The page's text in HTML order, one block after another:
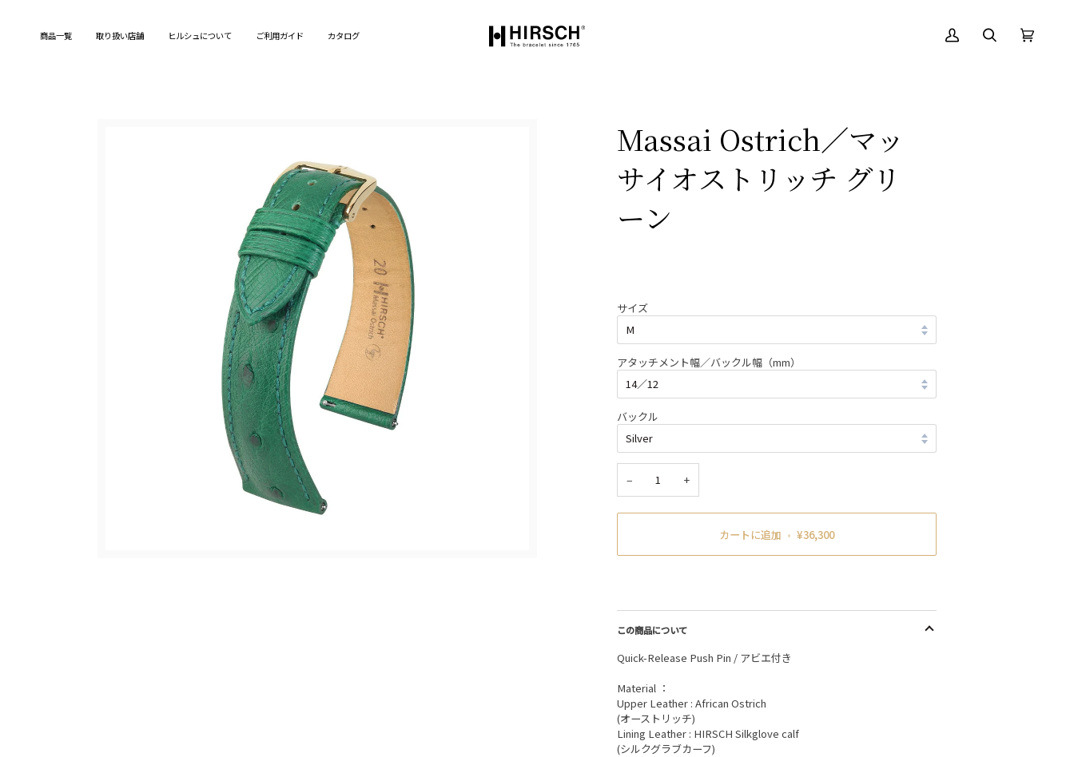
商品一覧 取り扱い店舗 ヒルシュについて ご利用ガイド カタログ
ア
絞
カ
Massai Ostrich／マッ
サイオストリッチ グリ
ーン
サイズ
アタッチメント幅／バックル幅（mm）
バックル
− +
カートに追加 • ¥36,300
この商品について
Quick-Release Push Pin / アビエ付き
Material ：
Upper Leather : African Ostrich
(オーストリッチ)
Lining Leather : HIRSCH Silkglove calf
(シルクグラブカーフ)